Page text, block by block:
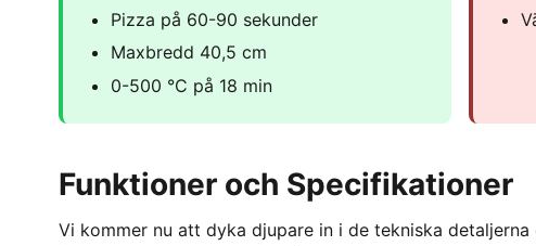
Pizza på 60-90 sekunder
Maxbredd 40,5 cm
0-500 °C på 18 min
Funktioner och Specifikationer
Vi kommer nu att dyka djupare in i de tekniska